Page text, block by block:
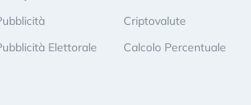
Elettorale
Criptovalute
Calcolo Percentuale